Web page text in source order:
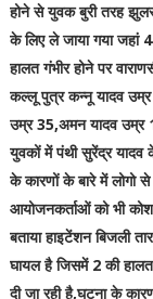
होने से युवक बुरी तरह
के लिए ले जाया गया जहां
हालत गंभीर होने पर
कल्लू पुत्र कन्नू यादव उम्र
उम्र 35,अमन यादव उम्र
युवकों में पंथी सुरेंद्र
के कारणों के बारे में लोगो
आयोजनकर्ताओं को भी
बताया हाइटेंशन बिजली
घायल है जिसमें 2 की
दी जा रही है,घटना के